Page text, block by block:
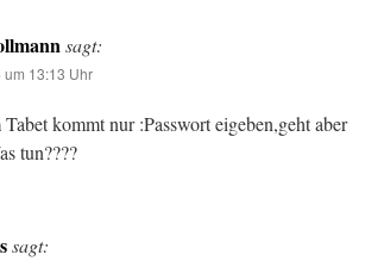
sagt:
13:13 Uhr
kommt nur :Passwort eigeben,geht aber
tun????
sagt: